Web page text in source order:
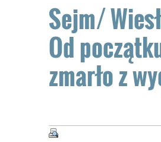
Sejm/
Od
zmarło z